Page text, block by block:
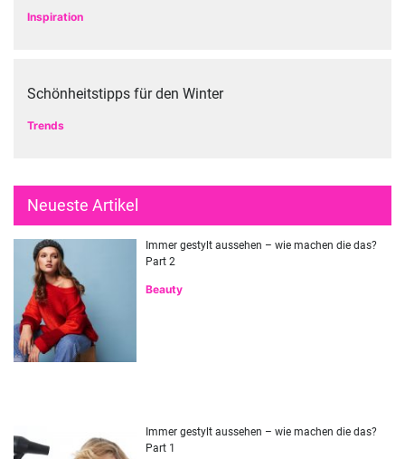
Inspiration
Schönheitstipps für den Winter
Trends
Neueste Artikel
Immer gestylt aussehen – wie machen die das?
Part 2
Beauty
Immer gestylt aussehen – wie machen die das?
Part 1